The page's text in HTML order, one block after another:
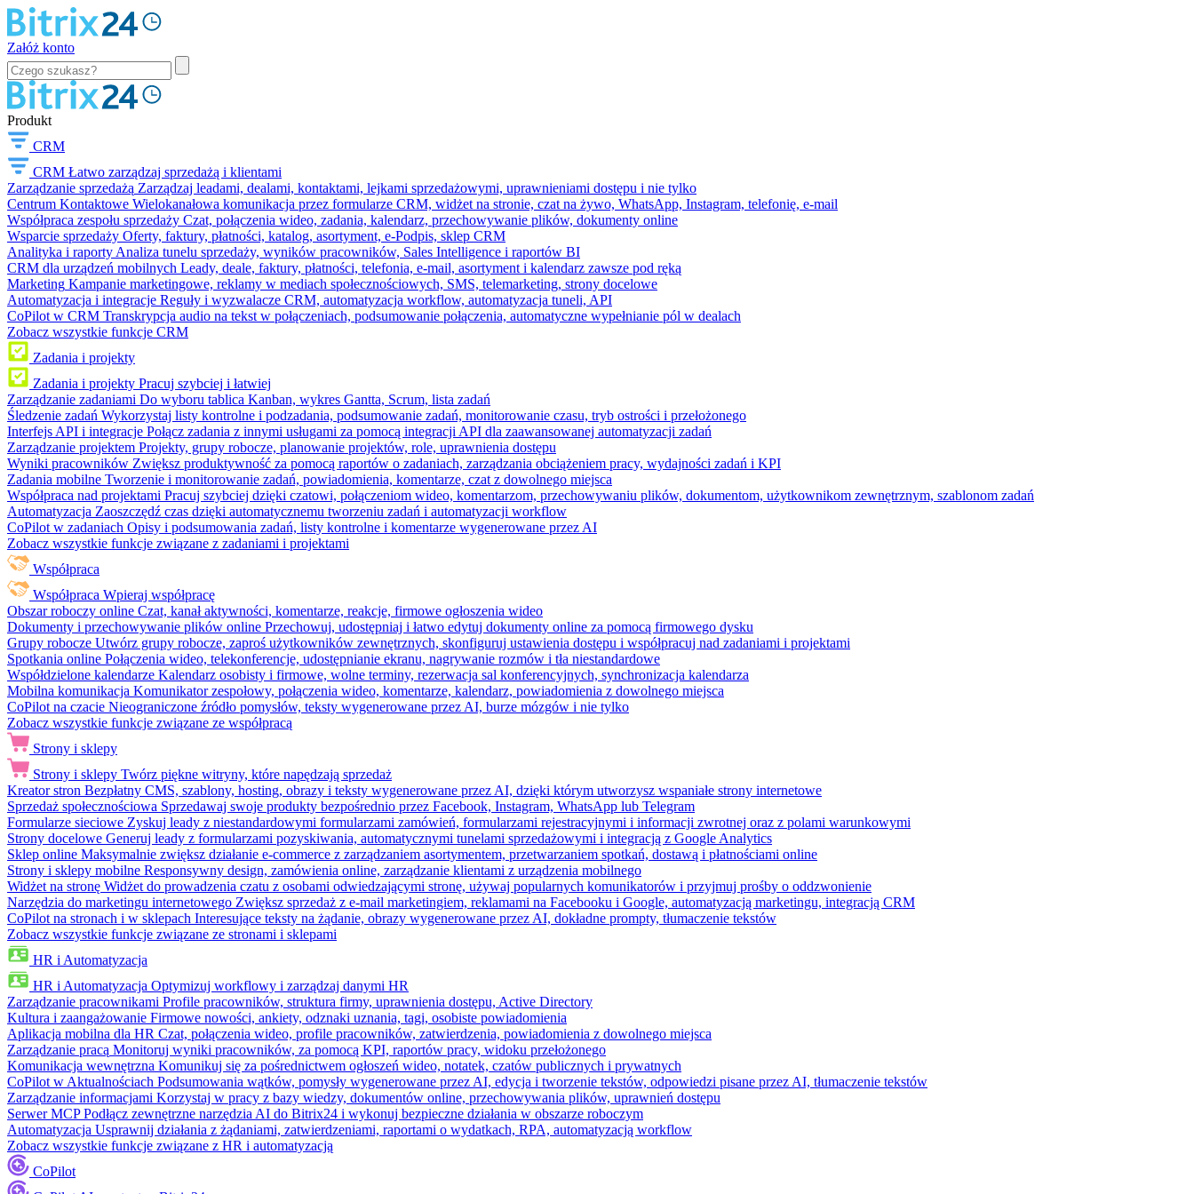
Załóż konto
Produkt
CRM
CRM Łatwo zarządzaj sprzedażą i klientami
Zarządzanie sprzedażą Zarządzaj leadami, dealami, kontaktami, lejkami sprzedażowymi, uprawnieniami dostępu i nie tylko
Centrum Kontaktowe Wielokanałowa komunikacja przez formularze CRM, widżet na stronie, czat na żywo, WhatsApp, Instagram, telefonię, e-mail
Współpraca zespołu sprzedaży Czat, połączenia wideo, zadania, kalendarz, przechowywanie plików, dokumenty online
Wsparcie sprzedaży Oferty, faktury, płatności, katalog, asortyment, e-Podpis, sklep CRM
Analityka i raporty Analiza tunelu sprzedaży, wyników pracowników, Sales Intelligence i raportów BI
CRM dla urządzeń mobilnych Leady, deale, faktury, płatności, telefonia, e-mail, asortyment i kalendarz zawsze pod ręką
Marketing Kampanie marketingowe, reklamy w mediach społecznościowych, SMS, telemarketing, strony docelowe
Automatyzacja i integracje Reguły i wyzwalacze CRM, automatyzacja workflow, automatyzacja tuneli, API
CoPilot w CRM Transkrypcja audio na tekst w połączeniach, podsumowanie połączenia, automatyczne wypełnianie pól w dealach
Zobacz wszystkie funkcje CRM
Zadania i projekty
Zadania i projekty Pracuj szybciej i łatwiej
Zarządzanie zadaniami Do wyboru tablica Kanban, wykres Gantta, Scrum, lista zadań
Śledzenie zadań Wykorzystaj listy kontrolne i podzadania, podsumowanie zadań, monitorowanie czasu, tryb ostrości i przełożonego
Interfejs API i integracje Połącz zadania z innymi usługami za pomocą integracji API dla zaawansowanej automatyzacji zadań
Zarządzanie projektem Projekty, grupy robocze, planowanie projektów, role, uprawnienia dostępu
Wyniki pracowników Zwiększ produktywność za pomocą raportów o zadaniach, zarządzania obciążeniem pracy, wydajności zadań i KPI
Zadania mobilne Tworzenie i monitorowanie zadań, powiadomienia, komentarze, czat z dowolnego miejsca
Współpraca nad projektami Pracuj szybciej dzięki czatowi, połączeniom wideo, komentarzom, przechowywaniu plików, dokumentom, użytkownikom zewnętrznym, szablonom zadań
Automatyzacja Zaoszczędź czas dzięki automatycznemu tworzeniu zadań i automatyzacji workflow
CoPilot w zadaniach Opisy i podsumowania zadań, listy kontrolne i komentarze wygenerowane przez AI
Zobacz wszystkie funkcje związane z zadaniami i projektami
Współpraca
Współpraca Wpieraj współpracę
Obszar roboczy online Czat, kanał aktywności, komentarze, reakcje, firmowe ogłoszenia wideo
Dokumenty i przechowywanie plików online Przechowuj, udostępniaj i łatwo edytuj dokumenty online za pomocą firmowego dysku
Grupy robocze Utwórz grupy robocze, zaproś użytkowników zewnętrznych, skonfiguruj ustawienia dostępu i współpracuj nad zadaniami i projektami
Spotkania online Połączenia wideo, telekonferencje, udostępnianie ekranu, nagrywanie rozmów i tła niestandardowe
Współdzielone kalendarze Kalendarz osobisty i firmowe, wolne terminy, rezerwacja sal konferencyjnych, synchronizacja kalendarza
Mobilna komunikacja Komunikator zespołowy, połączenia wideo, komentarze, kalendarz, powiadomienia z dowolnego miejsca
CoPilot na czacie Nieograniczone źródło pomysłów, teksty wygenerowane przez AI, burze mózgów i nie tylko
Zobacz wszystkie funkcje związane ze współpracą
Strony i sklepy
Strony i sklepy Twórz piękne witryny, które napędzają sprzedaż
Kreator stron Bezpłatny CMS, szablony, hosting, obrazy i teksty wygenerowane przez AI, dzięki którym utworzysz wspaniałe strony internetowe
Sprzedaż społecznościowa Sprzedawaj swoje produkty bezpośrednio przez Facebook, Instagram, WhatsApp lub Telegram
Formularze sieciowe Zyskuj leady z niestandardowymi formularzami zamówień, formularzami rejestracyjnymi i informacji zwrotnej oraz z polami warunkowymi
Strony docelowe Generuj leady z formularzami pozyskiwania, automatycznymi tunelami sprzedażowymi i integracją z Google Analytics
Sklep online Maksymalnie zwiększ działanie e-commerce z zarządzaniem asortymentem, przetwarzaniem spotkań, dostawą i płatnościami online
Strony i sklepy mobilne Responsywny design, zamówienia online, zarządzanie klientami z urządzenia mobilnego
Widżet na stronę Widżet do prowadzenia czatu z osobami odwiedzającymi stronę, używaj popularnych komunikatorów i przyjmuj prośby o oddzwonienie
Narzędzia do marketingu internetowego Zwiększ sprzedaż z e-mail marketingiem, reklamami na Facebooku i Google, automatyzacją marketingu, integracją CRM
CoPilot na stronach i w sklepach Interesujące teksty na żądanie, obrazy wygenerowane przez AI, dokładne prompty, tłumaczenie tekstów
Zobacz wszystkie funkcje związane ze stronami i sklepami
HR i Automatyzacja
HR i Automatyzacja Optymizuj workflowy i zarządzaj danymi HR
Zarządzanie pracownikami Profile pracowników, struktura firmy, uprawnienia dostępu, Active Directory
Kultura i zaangażowanie Firmowe nowości, ankiety, odznaki uznania, tagi, osobiste powiadomienia
Aplikacja mobilna dla HR Czat, połączenia wideo, profile pracowników, zatwierdzenia, powiadomienia z dowolnego miejsca
Zarządzanie pracą Monitoruj wyniki pracowników, za pomocą KPI, raportów pracy, widoku przełożonego
Komunikacja wewnętrzna Komunikuj się za pośrednictwem ogłoszeń wideo, notatek, czatów publicznych i prywatnych
CoPilot w Aktualnościach Podsumowania wątków, pomysły wygenerowane przez AI, edycja i tworzenie tekstów, odpowiedzi pisane przez AI, tłumaczenie tekstów
Zarządzanie informacjami Korzystaj w pracy z bazy wiedzy, dokumentów online, przechowywania plików, uprawnień dostępu
Serwer MCP Podłącz zewnętrzne narzędzia AI do Bitrix24 i wykonuj bezpieczne działania w obszarze roboczym
Automatyzacja Usprawnij działania z żądaniami, zatwierdzeniami, raportami o wydatkach, RPA, automatyzacją workflow
Zobacz wszystkie funkcje związane z HR i automatyzacją
CoPilot